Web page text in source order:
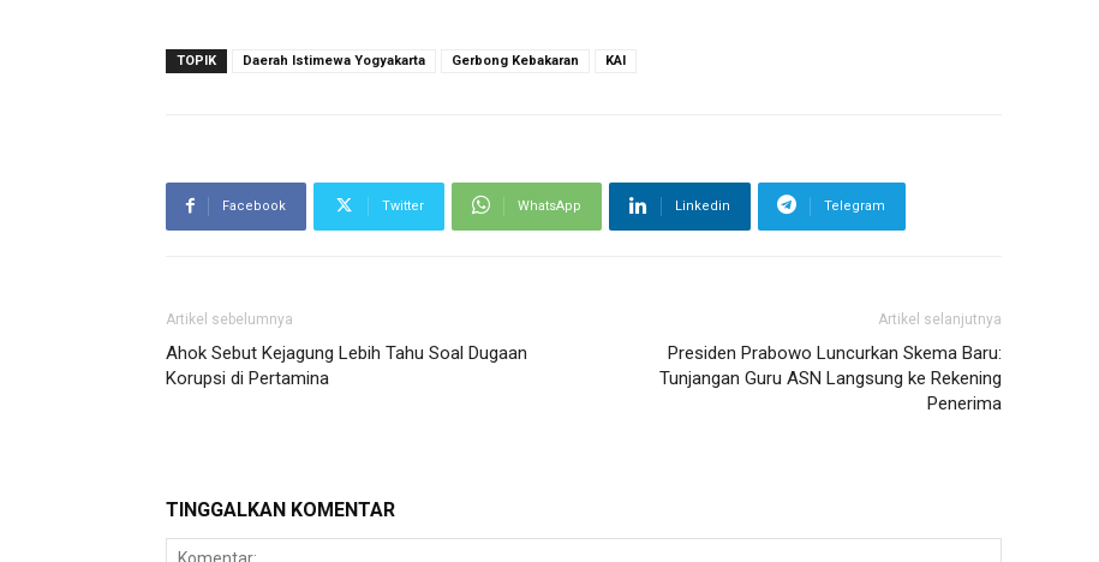
TOPIK Daerah Istimewa Yogyakarta Gerbong Kebakaran KAI
Facebook Twitter WhatsApp Linkedin Telegram
Artikel sebelumnya
Ahok Sebut Kejagung Lebih Tahu Soal Dugaan
Korupsi di Pertamina
Artikel selanjutnya
Presiden Prabowo Luncurkan Skema Baru:
Tunjangan Guru ASN Langsung ke Rekening
Penerima
TINGGALKAN KOMENTAR